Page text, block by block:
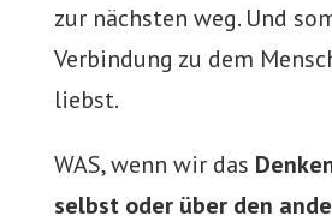
zur nächsten weg. Und
Verbindung zu dem
liebst.
WAS, wenn wir das
selbst oder über den